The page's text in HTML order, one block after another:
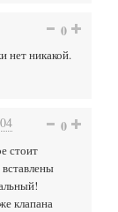
0
нет никакой.
0
стоит
клапана